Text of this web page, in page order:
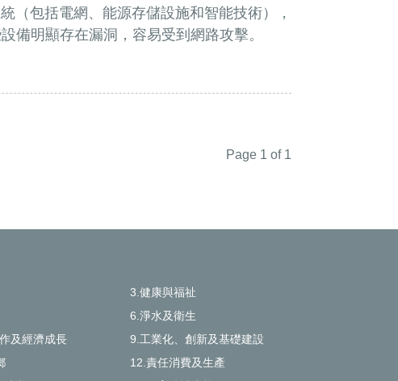
（包括電網、能源存儲設施和智能技術），
備明顯存在漏洞，容易受到網路攻擊。
Page 1 of 1
3.健康與福祉
6.淨水及衛生
及經濟成長
9.工業化、創新及基礎建設
12.責任消費及生產